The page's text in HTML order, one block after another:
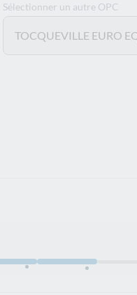
Sélectionner un autre OPC
TOCQUEVILLE EURO